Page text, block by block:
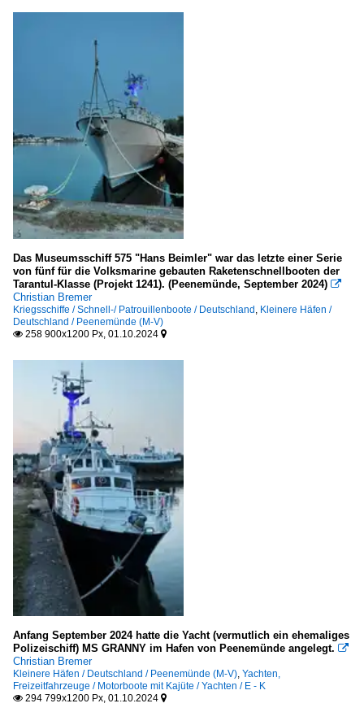
Segelschiffe
2-Master
F
3-Master
Spezialschiffe
Hausboote, Gastro- und Theaterschiffe
A - K
Schlepper / tugs
sonstige Behördenfahrzeuge
M - Z
Yachten, Freizeitfahrzeuge
Motorboote mit Kajüte / Yachten
A - D
Q - T
Das Museumsschiff 575 "Hans Beimler" war das letzte einer Serie
von fünf für die Volksmarine gebauten Raketenschnellbooten der
Tarantul-Klasse (Projekt 1241). (Peenemünde, September 2024) 
Christian Bremer
Kriegsschiffe / Schnell-/ Patrouillenboote / Deutschland , Kleinere Häfen /
Deutschland / Peenemünde (M-V)
 258 900x1200 Px, 01.10.2024 
Anfang September 2024 hatte die Yacht (vermutlich ein ehemaliges
Polizeischiff) MS GRANNY im Hafen von Peenemünde angelegt. 
Christian Bremer
Kleinere Häfen / Deutschland / Peenemünde (M-V), Yachten,
Freizeitfahrzeuge / Motorboote mit Kajüte / Yachten / E - K
 294 799x1200 Px, 01.10.2024 